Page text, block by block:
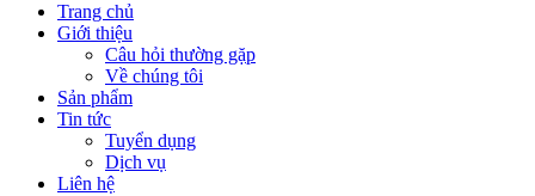
Trang chủ
Giới thiệu
Câu hỏi thường gặp
Về chúng tôi
Sản phẩm
Tin tức
Tuyển dụng
Dịch vụ
Liên hệ